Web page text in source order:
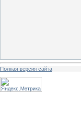
Полная версия сайта